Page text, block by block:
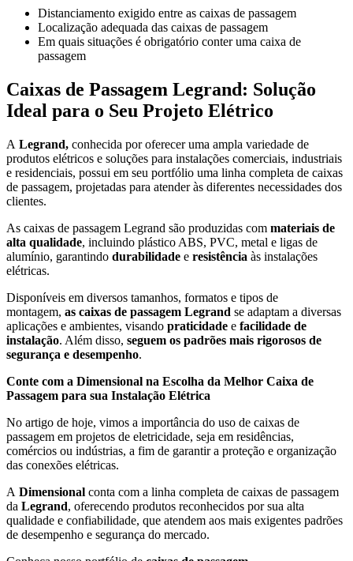
Distanciamento exigido entre as caixas de passagem
Localização adequada das caixas de passagem
Em quais situações é obrigatório conter uma caixa de
passagem
Caixas de Passagem Legrand: Solução
Ideal para o Seu Projeto Elétrico
A Legrand, conhecida por oferecer uma ampla variedade de
produtos elétricos e soluções para instalações comerciais, industriais
e residenciais, possui em seu portfólio uma linha completa de caixas
de passagem, projetadas para atender às diferentes necessidades dos
clientes.
As caixas de passagem Legrand são produzidas com materiais de
alta qualidade, incluindo plástico ABS, PVC, metal e ligas de
alumínio, garantindo durabilidade e resistência às instalações
elétricas.
Disponíveis em diversos tamanhos, formatos e tipos de
montagem, as caixas de passagem Legrand se adaptam a diversas
aplicações e ambientes, visando praticidade e facilidade de
instalação. Além disso, seguem os padrões mais rigorosos de
segurança e desempenho.
Conte com a Dimensional na Escolha da Melhor Caixa de
Passagem para sua Instalação Elétrica
No artigo de hoje, vimos a importância do uso de caixas de
passagem em projetos de eletricidade, seja em residências,
comércios ou indústrias, a fim de garantir a proteção e organização
das conexões elétricas.
A Dimensional conta com a linha completa de caixas de passagem
da Legrand, oferecendo produtos reconhecidos por sua alta
qualidade e confiabilidade, que atendem aos mais exigentes padrões
de desempenho e segurança do mercado.